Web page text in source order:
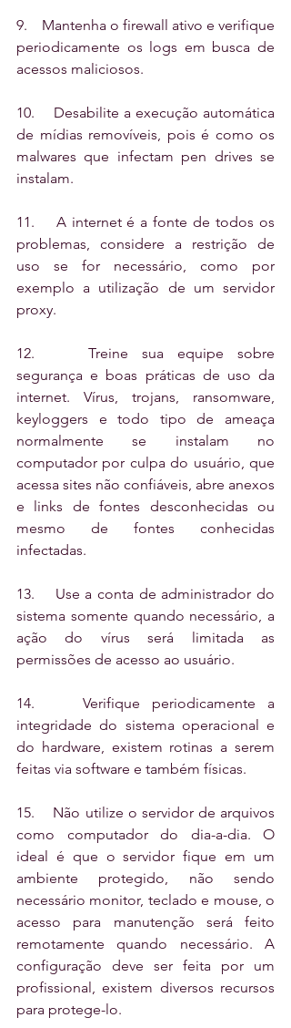
9.    Mantenha o firewall ativo e verifique
periodicamente os logs em busca de
acessos maliciosos.
10.    Desabilite a execução automática
de mídias removíveis, pois é como os
malwares que infectam pen drives se
instalam.
11.    A internet é a fonte de todos os
problemas, considere a restrição de
uso se for necessário, como por
exemplo a utilização de um servidor
proxy.
12.    Treine sua equipe sobre
segurança e boas práticas de uso da
internet. Vírus, trojans, ransomware,
keyloggers e todo tipo de ameaça
normalmente se instalam no
computador por culpa do usuário, que
acessa sites não confiáveis, abre anexos
e links de fontes desconhecidas ou
mesmo de fontes conhecidas
infectadas.
13.    Use a conta de administrador do
sistema somente quando necessário, a
ação do vírus será limitada as
permissões de acesso ao usuário.
14.    Verifique periodicamente a
integridade do sistema operacional e
do hardware, existem rotinas a serem
feitas via software e também físicas.
15.    Não utilize o servidor de arquivos
como computador do dia-a-dia. O
ideal é que o servidor fique em um
ambiente protegido, não sendo
necessário monitor, teclado e mouse, o
acesso para manutenção será feito
remotamente quando necessário. A
configuração deve ser feita por um
profissional, existem diversos recursos
para protege-lo.